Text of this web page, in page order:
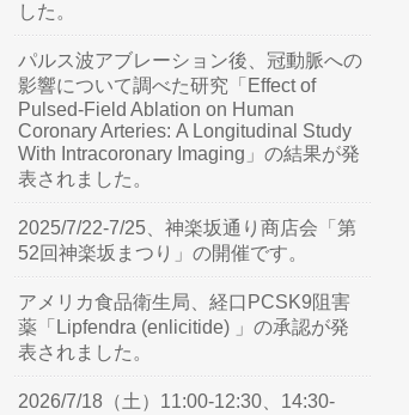
した。
パルス波アブレーション後、冠動脈への
影響について調べた研究「Effect of
Pulsed-Field Ablation on Human
Coronary Arteries: A Longitudinal Study
With Intracoronary Imaging」の結果が発
表されました。
2025/7/22-7/25、神楽坂通り商店会「第
52回神楽坂まつり」の開催です。
アメリカ食品衛生局、経口PCSK9阻害
薬「Lipfendra (enlicitide) 」の承認が発
表されました。
2026/7/18（土）11:00-12:30、14:30-